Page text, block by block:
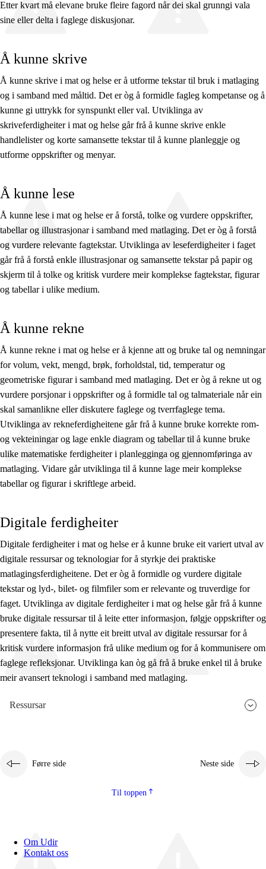
Etter kvart må elevane bruke fleire fagord når dei skal grunngi vala
sine eller delta i faglege diskusjonar.
Å kunne skrive
Å kunne skrive i mat og helse er å utforme tekstar til bruk i matlaging
og i samband med måltid. Det er òg å formidle fagleg kompetanse og å
kunne gi uttrykk for synspunkt eller val. Utviklinga av
skriveferdigheiter i mat og helse går frå å kunne skrive enkle
handlelister og korte samansette tekstar til å kunne planleggje og
utforme oppskrifter og menyar.
Å kunne lese
Å kunne lese i mat og helse er å forstå, tolke og vurdere oppskrifter,
tabellar og illustrasjonar i samband med matlaging. Det er òg å forstå
og vurdere relevante fagtekstar. Utviklinga av leseferdigheiter i faget
går frå å forstå enkle illustrasjonar og samansette tekstar på papir og
skjerm til å tolke og kritisk vurdere meir komplekse fagtekstar, figurar
og tabellar i ulike medium.
Å kunne rekne
Å kunne rekne i mat og helse er å kjenne att og bruke tal og nemningar
for volum, vekt, mengd, brøk, forholdstal, tid, temperatur og
geometriske figurar i samband med matlaging. Det er òg å rekne ut og
vurdere porsjonar i oppskrifter og å formidle tal og talmateriale når ein
skal samanlikne eller diskutere faglege og tverrfaglege tema.
Utviklinga av rekneferdigheitene går frå å kunne bruke korrekte rom-
og vekteiningar og lage enkle diagram og tabellar til å kunne bruke
ulike matematiske ferdigheiter i planlegginga og gjennomføringa av
matlaging. Vidare går utviklinga til å kunne lage meir komplekse
tabellar og figurar i skriftlege arbeid.
Digitale ferdigheiter
Digitale ferdigheiter i mat og helse er å kunne bruke eit variert utval av
digitale ressursar og teknologiar for å styrkje dei praktiske
matlagingsferdigheitene. Det er òg å formidle og vurdere digitale
tekstar og lyd-, bilet- og filmfiler som er relevante og truverdige for
faget. Utviklinga av digitale ferdigheiter i mat og helse går frå å kunne
bruke digitale ressursar til å leite etter informasjon, følgje oppskrifter og
presentere fakta, til å nytte eit breitt utval av digitale ressursar for å
kritisk vurdere informasjon frå ulike medium og for å kommunisere om
faglege refleksjonar. Utviklinga kan òg gå frå å bruke enkel til å bruke
meir avansert teknologi i samband med matlaging.
Ressursar
Førre side Neste side
Til toppen
Om Udir
Kontakt oss